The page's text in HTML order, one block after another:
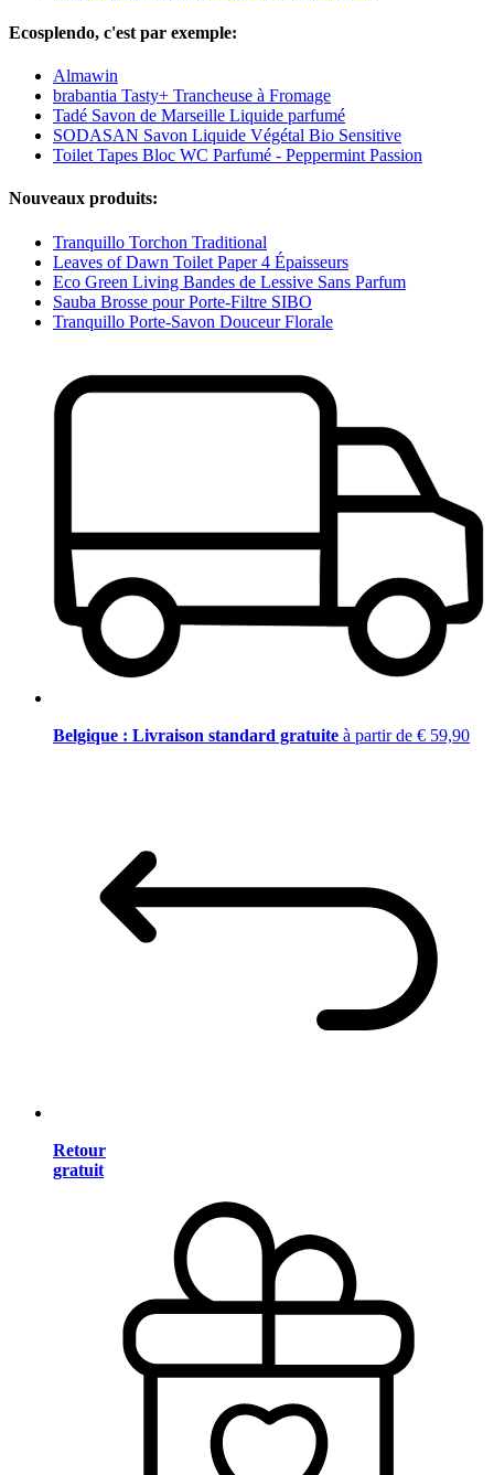
Ecosplendo, c'est par exemple:
Almawin
brabantia Tasty+ Trancheuse à Fromage
Tadé Savon de Marseille Liquide parfumé
SODASAN Savon Liquide Végétal Bio Sensitive
Toilet Tapes Bloc WC Parfumé - Peppermint Passion
Nouveaux produits:
Tranquillo Torchon Traditional
Leaves of Dawn Toilet Paper 4 Épaisseurs
Eco Green Living Bandes de Lessive Sans Parfum
Sauba Brosse pour Porte-Filtre SIBO
Tranquillo Porte-Savon Douceur Florale
Belgique : Livraison standard gratuite à partir de € 59,90
Retour
gratuit